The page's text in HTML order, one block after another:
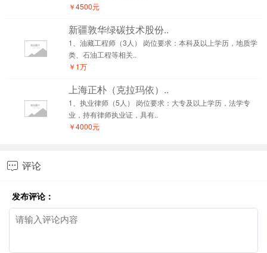
￥4500元
新疆敦华绿碳技术股份..
1、油藏工程师（3人） 岗位要求：本科及以上学历，地质学
类、石油工程等相关..
￥1万
上海正朴（克拉玛依）..
1、执业律师（5人） 岗位要求：大专及以上学历，法学专
业，持有律师执业证，具有..
￥4000元
 评论
发布评论：